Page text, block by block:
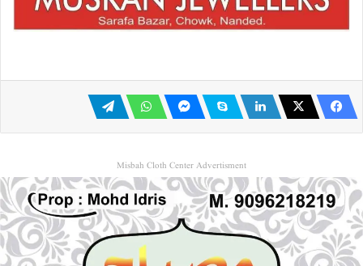
Misbah Cloth Center Advertisment